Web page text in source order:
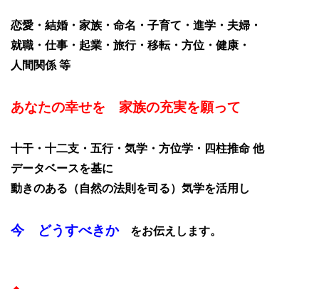
恋愛・結婚・家族・命名・子育て・進学・夫婦・
就職・仕事・起業・旅行・移転・方位・健康・
人間関係 等
あなたの幸せを 家族の充実を願って
十干・十二支・五行・気学・方位学・四柱推命 他
データベースを基に
動きのある（自然の法則を司る）気学を活用し
今 どうすべきか をお伝えします。